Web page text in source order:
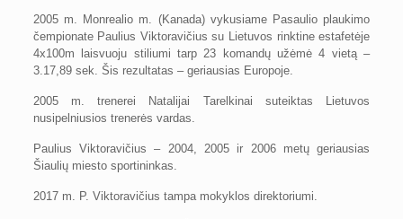
2005 m. Monrealio m. (Kanada) vykusiame Pasaulio plaukimo
čempionate Paulius Viktoravičius su Lietuvos rinktine estafetėje
4x100m laisvuoju stiliumi tarp 23 komandų užėmė 4 vietą –
3.17,89 sek. Šis rezultatas – geriausias Europoje.
2005 m. trenerei Natalijai Tarelkinai suteiktas Lietuvos
nusipelniusios trenerės vardas.
Paulius Viktoravičius – 2004, 2005 ir 2006 metų geriausias
Šiaulių miesto sportininkas.
2017 m. P. Viktoravičius tampa mokyklos direktoriumi.